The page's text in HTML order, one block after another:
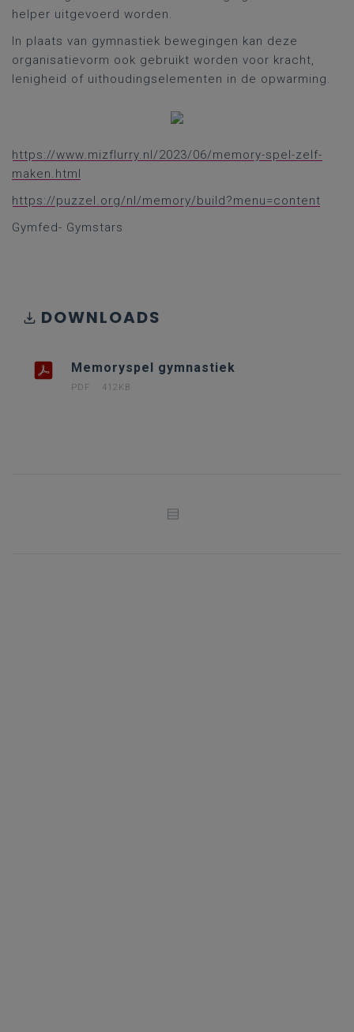
helper uitgevoerd worden.
In plaats van gymnastiek bewegingen kan deze
organisatievorm ook gebruikt worden voor kracht,
lenigheid of uithoudingselementen in de opwarming.
https://www.mizflurry.nl/2023/06/memory-spel-zelf-
maken.html
https://puzzel.org/nl/memory/build?menu=content
Gymfed- Gymstars
DOWNLOADS
Memoryspel gymnastiek
PDF 412KB